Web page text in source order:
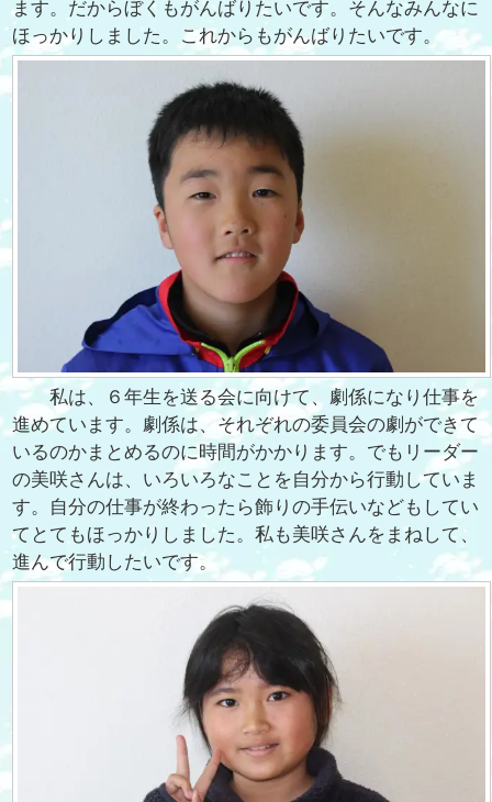
ます。だからぼくもがんばりたいです。そんなみんなに
ほっかりしました。これからもがんばりたいです。
私は、６年生を送る会に向けて、劇係になり仕事を
進めています。劇係は、それぞれの委員会の劇ができて
いるのかまとめるのに時間がかかります。でもリーダー
の美咲さんは、いろいろなことを自分から行動していま
す。自分の仕事が終わったら飾りの手伝いなどもしてい
てとてもほっかりしました。私も美咲さんをまねして、
進んで行動したいです。